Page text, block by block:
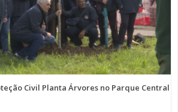
Civil Planta Árvores no Parque Central